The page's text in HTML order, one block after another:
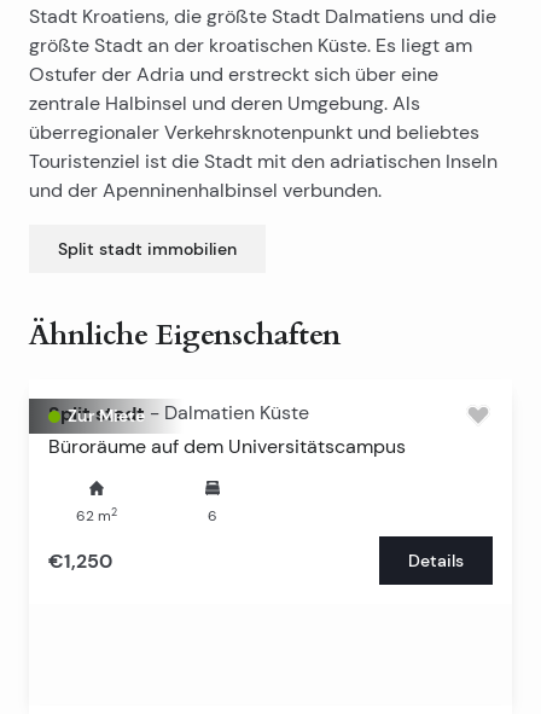
Stadt Kroatiens, die größte Stadt Dalmatiens und die
größte Stadt an der kroatischen Küste. Es liegt am
Ostufer der Adria und erstreckt sich über eine
zentrale Halbinsel und deren Umgebung. Als
überregionaler Verkehrsknotenpunkt und beliebtes
Touristenziel ist die Stadt mit den adriatischen Inseln
und der Apenninenhalbinsel verbunden.
Split stadt immobilien
Ähnliche Eigenschaften
Zur Miete
Split stadt - Dalmatien Küste
Büroräume auf dem Universitätscampus
62 m2 6
€1,250 Details